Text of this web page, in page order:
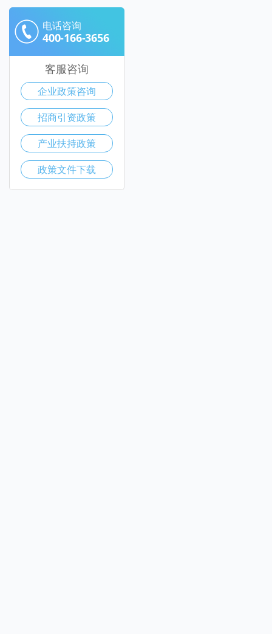
电话咨询
400-166-3656
客服咨询
企业政策咨询
招商引资政策
产业扶持政策
政策文件下载